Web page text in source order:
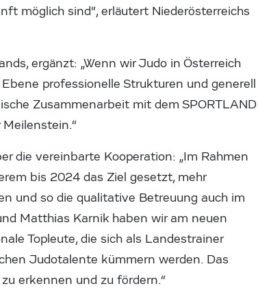
möglich sind“, erläutert Niederösterreichs
ergänzt: „Wenn wir Judo in Österreich
professionelle Strukturen und generell
Zusammenarbeit mit dem SPORTLAND
die vereinbarte Kooperation: „Im Rahmen
bis 2024 das Ziel gesetzt, mehr
und so die qualitative Betreuung auch im
Matthias Karnik haben wir am neuen
Topleute, die sich als Landestrainer
Judotalente kümmern werden. Das
erkennen und zu fördern.“